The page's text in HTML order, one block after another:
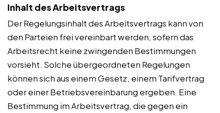
Inhalt des Arbeitsvertrags
Der Regelungsinhalt des Arbeitsvertrags kann von
den Parteien frei vereinbart werden, sofern das
Arbeitsrecht keine zwingenden Bestimmungen
vorsieht. Solche übergeordneten Regelungen
können sich aus einem Gesetz, einem Tarifvertrag
oder einer Betriebsvereinbarung ergeben. Eine
Bestimmung im Arbeitsvertrag, die gegen ein